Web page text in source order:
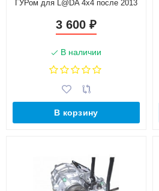
ГУРом для L@DA 4х4 после 2013
3 600 ₽
В наличии
В корзину